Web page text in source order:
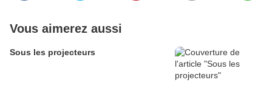
Vous aimerez aussi
Sous les projecteurs